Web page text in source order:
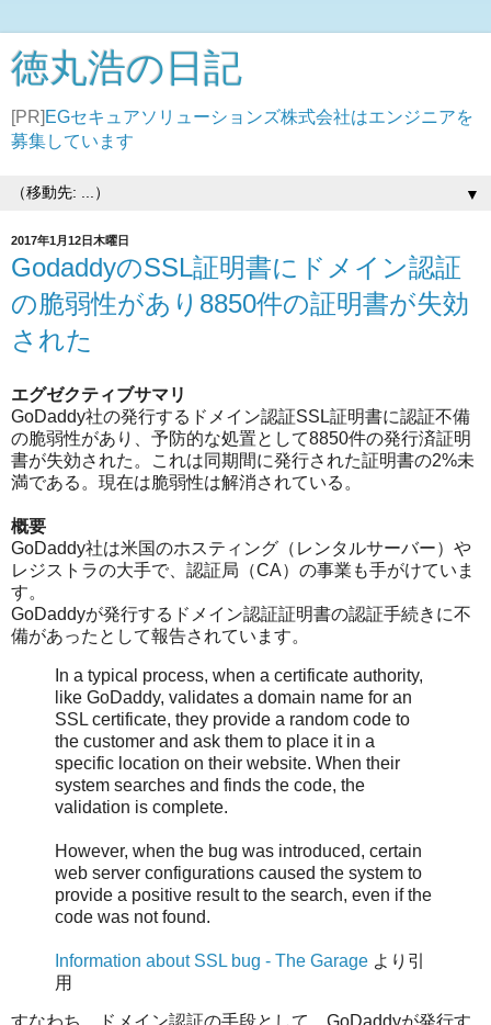
徳丸浩の日記
[PR] EGセキュアソリューションズ株式会社はエンジニアを
募集しています
▼
2017年1月12日木曜日
GodaddyのSSL証明書にドメイン認証
の脆弱性があり8850件の証明書が失効
された
エグゼクティブサマリ
GoDaddy社の発行するドメイン認証SSL証明書に認証不備
の脆弱性があり、予防的な処置として8850件の発行済証明
書が失効された。これは同期間に発行された証明書の2%未
満である。現在は脆弱性は解消されている。
概要
GoDaddy社は米国のホスティング（レンタルサーバー）や
レジストラの大手で、認証局（CA）の事業も手がけていま
す。
GoDaddyが発行するドメイン認証証明書の認証手続きに不
備があったとして報告されています。
In a typical process, when a certificate authority,
like GoDaddy, validates a domain name for an
SSL certificate, they provide a random code to
the customer and ask them to place it in a
specific location on their website. When their
system searches and finds the code, the
validation is complete.
However, when the bug was introduced, certain
web server configurations caused the system to
provide a positive result to the search, even if the
code was not found.
Information about SSL bug - The Garage より引
用